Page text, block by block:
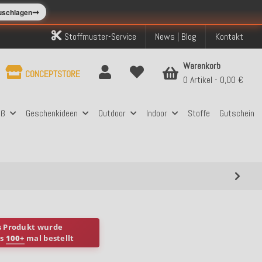
➞
Stoffmuster-Service News | Blog Kontakt
Geschenkideen Outdoor Indoor Stoffe Gutschein
CONCEPTSTORE
Warenkorb
0 Artikel
0,00 €
Produkt wurde
100+ mal bestellt